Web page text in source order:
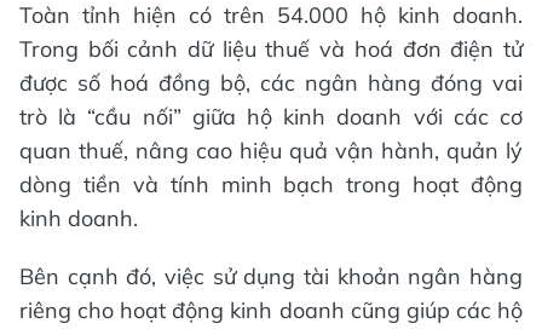
Toàn tỉnh hiện có trên 54.000 hộ kinh doanh.
Trong bối cảnh dữ liệu thuế và hoá đơn điện tử
được số hoá đồng bộ, các ngân hàng đóng vai
trò là “cầu nối” giữa hộ kinh doanh với các cơ
quan thuế, nâng cao hiệu quả vận hành, quản lý
dòng tiền và tính minh bạch trong hoạt động
kinh doanh.
Bên cạnh đó, việc sử dụng tài khoản ngân hàng
riêng cho hoạt động kinh doanh cũng giúp các hộ